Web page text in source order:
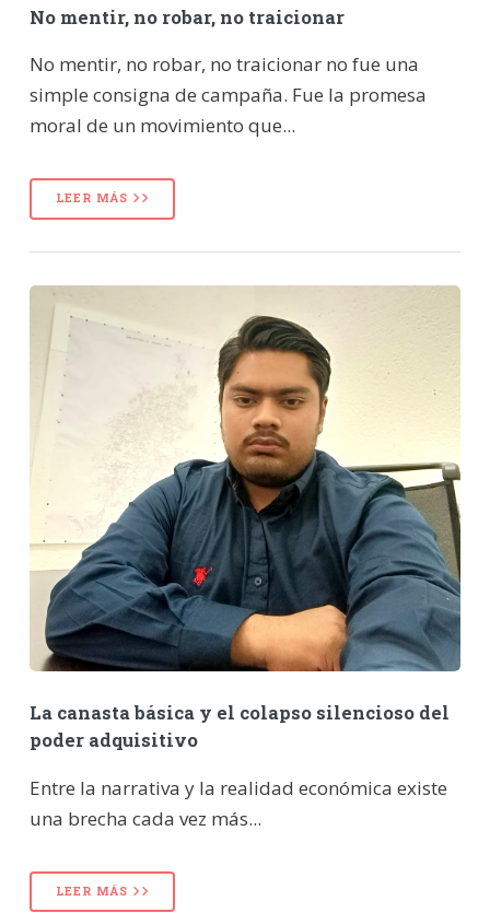
No mentir, no robar, no traicionar
No mentir, no robar, no traicionar no fue una
simple consigna de campaña. Fue la promesa
moral de un movimiento que...
LEER MÁS
La canasta básica y el colapso silencioso del
poder adquisitivo
Entre la narrativa y la realidad económica existe
una brecha cada vez más...
LEER MÁS